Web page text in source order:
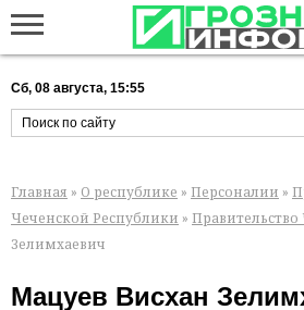
Сб, 08 августа, 15:55
Главная » О республике » Персоналии »
Чеченской Республики » Правительство
Зелимхаевич
Мацуев Висхан